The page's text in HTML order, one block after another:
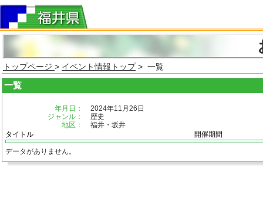
トップページ > イベント情報トップ> 一覧
一覧
年月日：
2024年11月26日
ジャンル：
歴史
地区：
福井・坂井
タイトル
開催期間
データがありません。